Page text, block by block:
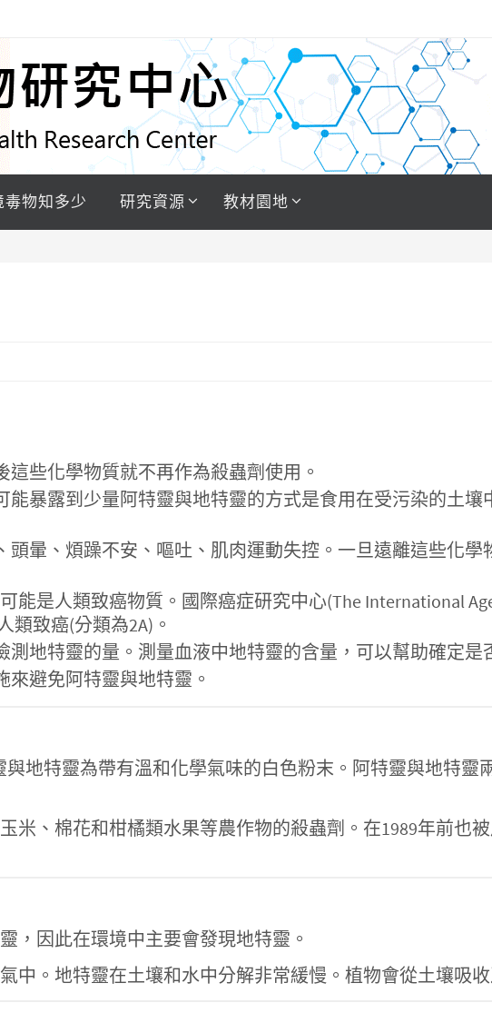
毒物知多少 研究資源 教材園地
些化學物質就不再作為殺蟲劑使用。
暴露到少量阿特靈與地特靈的方式是食用在受污染的土壤
暈、煩躁不安、嘔吐、肌肉運動失控。一旦遠離這些化學
能是人類致癌物質。國際癌症研究中心(The International
類致癌(分類為2A)。
地特靈的量。測量血液中地特靈的含量，可以幫助確定是
避免阿特靈與地特靈。
地特靈為帶有溫和化學氣味的白色粉末。阿特靈與地特靈
米、棉花和柑橘類水果等農作物的殺蟲劑。在1989年前也
，因此在環境中主要會發現地特靈。
中。地特靈在土壤和水中分解非常緩慢。植物會從土壤吸